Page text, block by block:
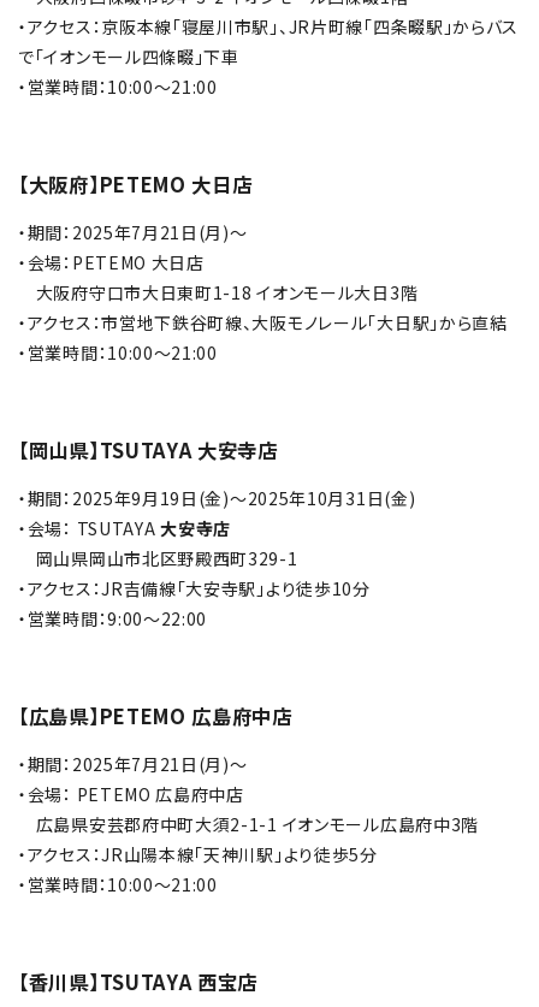
・アクセス：京阪本線「寝屋川市駅」、JR片町線「四条畷駅」からバス
で「イオンモール四條畷」下車
・営業時間：10:00～21:00
【大阪府】PETEMO 大日店
・期間：2025年7月21日(月)～
・会場：PETEMO 大日店
大阪府守口市大日東町1-18 イオンモール大日3階
・アクセス：市営地下鉄谷町線、大阪モノレール「大日駅」から直結
・営業時間：10:00～21:00
【岡山県】TSUTAYA 大安寺店
・期間：2025年9月19日(金)～2025年10月31日(金)
・会場： TSUTAYA大安寺店
岡山県岡山市北区野殿西町329-1
・アクセス：JR吉備線「大安寺駅」より徒歩10分
・営業時間：9:00～22:00
【広島県】PETEMO 広島府中店
・期間：2025年7月21日(月)～
・会場： PETEMO 広島府中店
広島県安芸郡府中町大須2-1-1 イオンモール広島府中3階
・アクセス：JR山陽本線「天神川駅」より徒歩5分
・営業時間：10:00～21:00
【香川県】TSUTAYA 西宝店